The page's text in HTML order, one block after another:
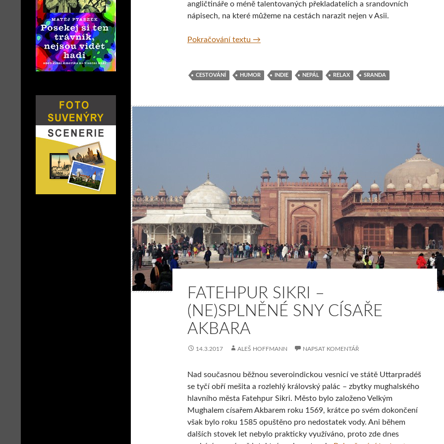
angličtináře o méně talentovaných překladatelích a srandovních
nápisech, na které můžeme na cestách narazit nejen v Asii.
Pokračování textu Sebevražedné kuře a písečná čarodějnice – veselé
→
CESTOVÁNÍ HUMOR INDIE NEPÁL RELAX SRANDA
FATEHPUR SIKRI –
(NE)SPLNĚNÉ SNY CÍSAŘE
AKBARA
14.3.2017 ALEŠ HOFFMANN NAPSAT KOMENTÁŘ
Nad současnou běžnou severoindickou vesnicí ve státě Uttarpradéš
se tyčí obří mešita a rozlehlý královský palác – zbytky mughalského
hlavního města Fatehpur Sikri. Město bylo založeno Velkým
Mughalem císařem Akbarem roku 1569, krátce po svém dokončení
však bylo roku 1585 opuštěno pro nedostatek vody. Ani během
dalších stovek let nebylo prakticky využíváno, proto zde dnes